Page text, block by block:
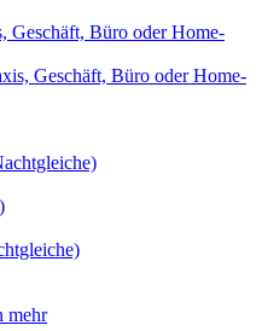
Geschäft, Büro oder Home-
Geschäft, Büro oder Home-
mehr